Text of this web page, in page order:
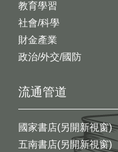
教育學習
社會/科學
財金產業
政治/外交/國防
流通管道
國家書店(另開新視窗)
五南書店(另開新視窗)